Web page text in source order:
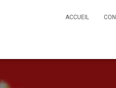
ACCUEIL